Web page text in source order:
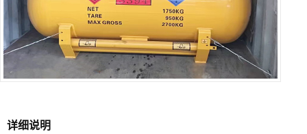
详细说明